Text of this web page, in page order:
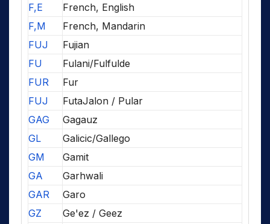
F,E
French, English
F,M
French, Mandarin
FUJ
Fujian
FU
Fulani/Fulfulde
FUR
Fur
FUJ
FutaJalon / Pular
GAG
Gagauz
GL
Galicic/Gallego
GM
Gamit
GA
Garhwali
GAR
Garo
GZ
Ge'ez / Geez